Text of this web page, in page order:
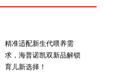
精准适配新生代喂养需
求，海普诺凯双新品解锁
育儿新选择！